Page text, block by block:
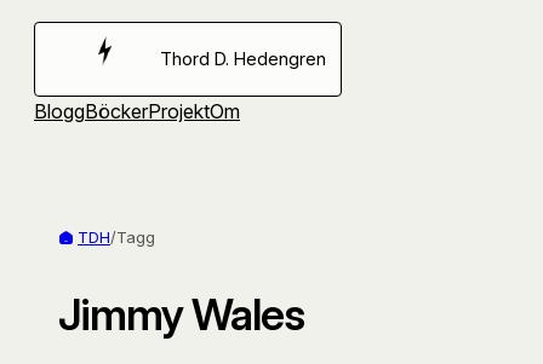
Hoppa
Thord D. Hedengren
BloggBöckerProjektOm
TDH/Tagg
Jimmy Wales